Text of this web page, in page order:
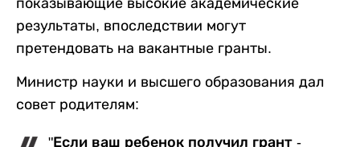
показывающие высокие академические
результаты, впоследствии могут
претендовать на вакантные гранты.
Министр науки и высшего образования дал
совет родителям:
"Если ваш ребенок получил грант -